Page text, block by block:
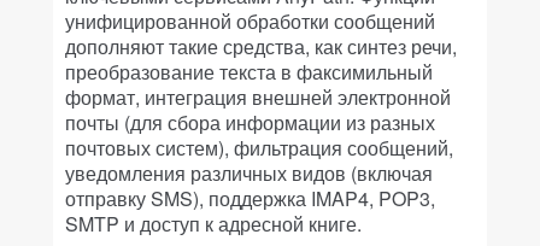
унифицированной обработки сообщений
дополняют такие средства, как синтез речи,
преобразование текста в факсимильный
формат, интеграция внешней электронной
почты (для сбора информации из разных
почтовых систем), фильтрация сообщений,
уведомления различных видов (включая
отправку SMS), поддержка IMAP4, POP3,
SMTP и доступ к адресной книге.